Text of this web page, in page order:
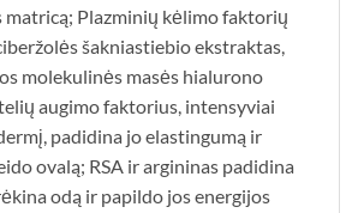
matricą; Plazminių kėlimo faktorių
šakniastiebio ekstraktas,
molekulinės masės hialurono
augimo faktorius, intensyviai
padidina jo elastingumą ir
ovalą; RSA ir argininas padidina
odą ir papildo jos energijos